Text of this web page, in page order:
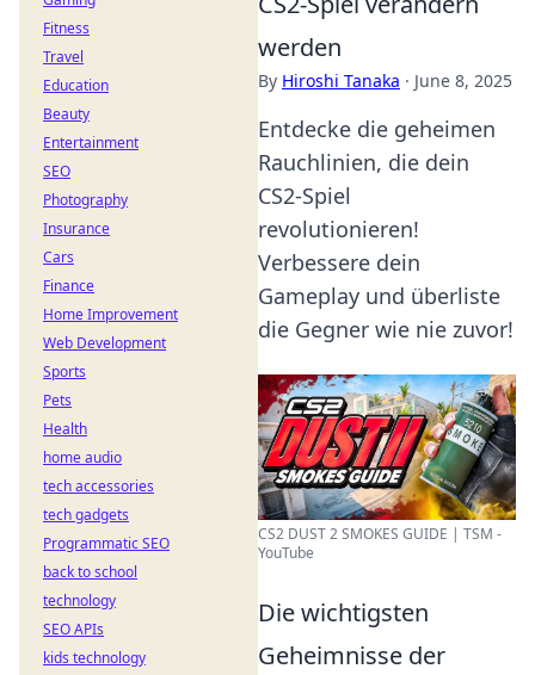
werden
By Hiroshi Tanaka · June 8, 2025
Entdecke die geheimen
Rauchlinien, die dein
CS2-Spiel
revolutionieren!
Verbessere dein
Gameplay und überliste
die Gegner wie nie zuvor!
CS2 DUST 2 SMOKES GUIDE | TSM -
YouTube
Die wichtigsten
Geheimnisse der
Fitness
Travel
Education
Beauty
Entertainment
SEO
Photography
Insurance
Cars
Finance
Home Improvement
Web Development
Sports
Pets
Health
home audio
tech accessories
tech gadgets
Programmatic SEO
back to school
technology
SEO APIs
kids technology